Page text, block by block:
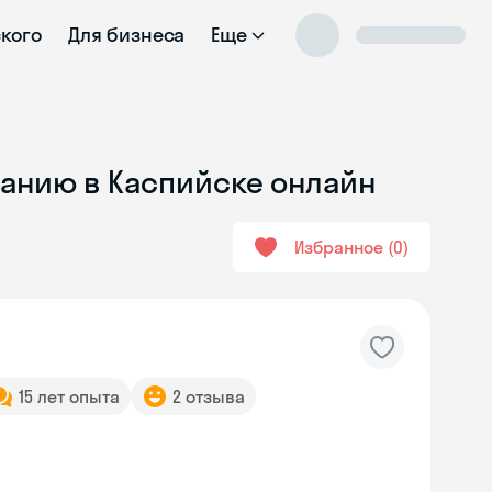
Для бизнеса Еще
в Каспийске онлайн
Избранное 0
15 лет опыта 2 отзыва